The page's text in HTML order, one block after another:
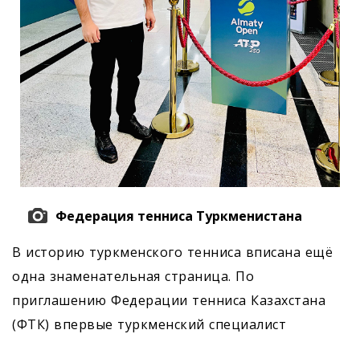
Федерация тенниса Туркменистана
В историю туркменского тенниса вписана ещё
одна знаменательная страница. По
приглашению Федерации тенниса Казахстана
(ФТК) впервые туркменский специалист